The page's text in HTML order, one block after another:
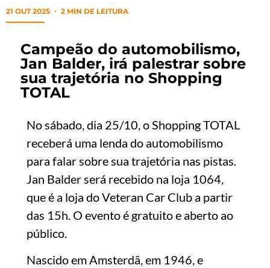
21 OUT 2025 2 MIN DE LEITURA
Campeão do automobilismo,
Jan Balder, irá palestrar sobre
sua trajetória no Shopping
TOTAL
No sábado, dia 25/10, o Shopping TOTAL
receberá uma lenda do automobilismo
para falar sobre sua trajetória nas pistas.
Jan Balder será recebido na loja 1064,
que é a loja do Veteran Car Club a partir
das 15h. O evento é gratuito e aberto ao
público.
Nascido em Amsterdã, em 1946, e